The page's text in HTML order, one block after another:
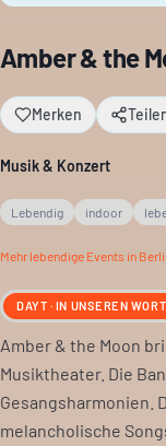
Amber & the
Merken
Musik & Konzert
Lebendig indoor
Mehr lebendige Events in
DAYT · IN UNSEREN
Amber & the Moon
Musiktheater. Die
Gesangsharmonien.
melancholische